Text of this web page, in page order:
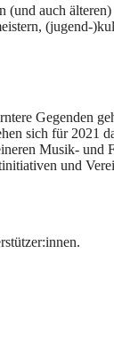
auch
(jugend-
Gegenden
sich für 2021
Musik- und
und